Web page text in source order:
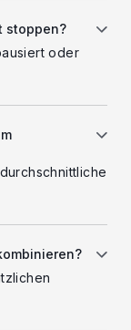
stoppen?
oder